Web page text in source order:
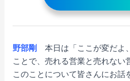
野部剛本日は「ここが変だよ
ことで、売れる営業と売れない
このことについて皆さんにお話